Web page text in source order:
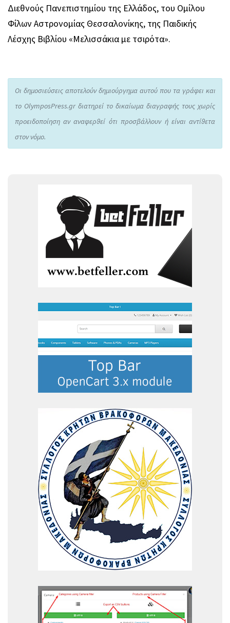
Διεθνούς Πανεπιστημίου της Ελλάδος, του Ομίλου
Φίλων Αστρονομίας Θεσσαλονίκης, της Παιδικής
Λέσχης Βιβλίου «Μελισσάκια με τσιρότα».
Οι δημοσιεύσεις αποτελούν δημιούργημα αυτού που τα γράφει και
το OlymposPress.gr διατηρεί το δικαίωμα διαγραφής τους χωρίς
προειδοποίηση αν αναφερθεί ότι προσβάλλουν ή είναι αντίθετα
στον νόμο.